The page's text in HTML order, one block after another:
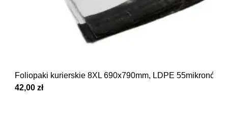
Foliopaki kurierskie 8XL 690x790mm, LDPE 55mikronów
42,00 zł